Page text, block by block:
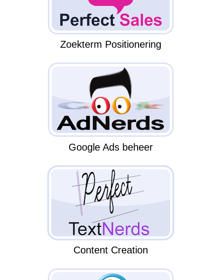
Zoekterm Positionering
Google Ads beheer
Content Creation